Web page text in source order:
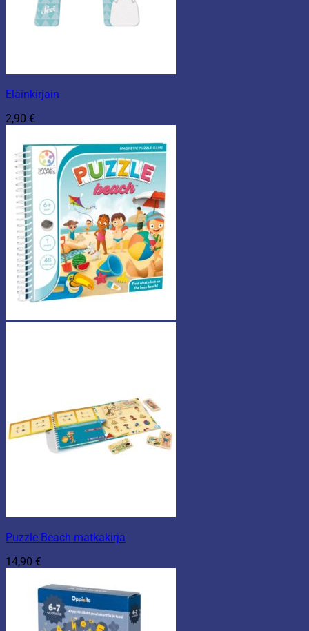
Eläinkirjain
2,90 €
Puzzle Beach matkakirja
14,90 €